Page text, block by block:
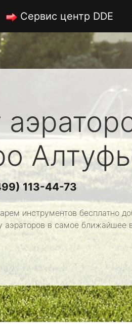
Сервис центр DDE
113-44-73
инструментов бесплатно
аэраторов в самое ближайшее